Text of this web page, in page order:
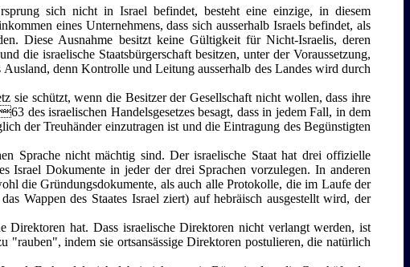
sich nicht in Israel befindet, besteht eine einzige, in diesem
eines Unternehmens, dass sich ausserhalb Israels befindet, als
Diese Ausnahme besitzt keine Gültigkeit für Nicht-Israelis, deren
die israelische Staatsbürgerschaft besitzen, unter der Voraussetzung,
denn Kontrolle und Leitung ausserhalb des Landes wird durch
sie schützt, wenn die Besitzer der Gesellschaft nicht wollen, dass ihre
des israelischen Handelsgesetzes besagt, dass in jedem Fall, in dem
der Treuhänder einzutragen ist und die Eintragung des Begünstigten
Sprache nicht mächtig sind. Der israelische Staat hat drei offizielle
Israel Dokumente in jeder der drei Sprachen vorzulegen. In anderen
die Gründungsdokumente, als auch alle Protokolle, die im Laufe der
Wappen des Staates Israel ziert) auf hebräisch ausgestellt wird, der
Direktoren hat. Dass israelische Direktoren nicht verlangt werden, ist
"rauben", indem sie ortsansässige Direktoren postulieren, die natürlich